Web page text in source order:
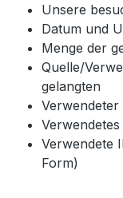
Unsere
Datum und
Menge der
Quelle/
gelangten
Verwendete
Form)